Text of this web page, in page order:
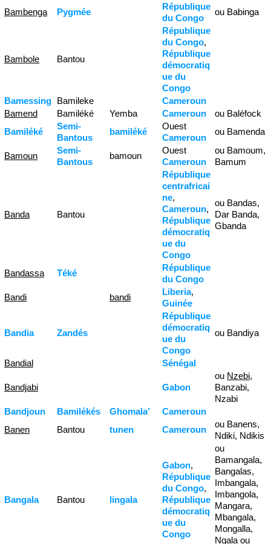
Bambenga
Pygmée
République
du Congo
ou Babinga
Bambole Bantou
République
du Congo,
République
démocratiq
ue du
Congo
Bamessing Bamileke
Cameroun
Bamend
Bamiléké Yemba Cameroun
ou Baléfock
Bamiléké
Semi-
Bantous
bamiléké
Ouest
Cameroun
ou Bamenda
Bamoun
Semi-
Bantous
bamoun
Ouest
Cameroun
ou Bamoum,
Bamum
Banda Bantou
République
centrafricai
ne,
Cameroun,
République
démocratiq
ue du
Congo
ou Bandas,
Dar Banda,
Gbanda
Bandassa Téké
République
du Congo
Bandi
bandi
Liberia,
Guinée
Bandia Zandés
République
démocratiq
ue du
Congo
ou Bandiya
Bandial Sénégal
Bandjabi Gabon
ou Nzebi,
Banzabi,
Nzabi
Bandjoun
Bamilékés Ghomala’
Cameroun
Banen
Bantou tunen Cameroun
ou Banens,
Ndiki, Ndikis
Bangala Bantou lingala
Gabon,
République
du Congo,
République
démocratiq
ue du
Congo
ou
Bamangala,
Bangalas,
Imbangala,
Imbangola,
Mangara,
Mbangala,
Mongalla,
Ngala ou